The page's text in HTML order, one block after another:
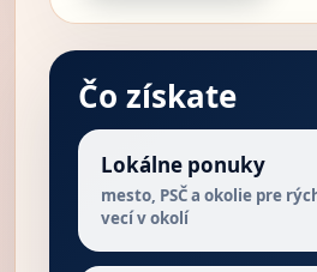
Čo získate
Lokálne ponuky
mesto, PSČ a okolie pre
vecí v okolí